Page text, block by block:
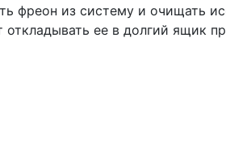
из систему и очищать
ее в долгий ящик